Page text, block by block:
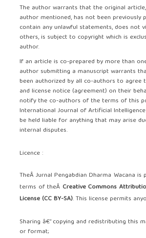
The author warrants that the original
author mentioned, has not been previously
contain any unlawful statements, does not
others, is subject to copyright which is
author.
If an article is co-prepared by more than
author submitting a manuscript warrants
been authorized by all co-authors to agree
and license notice (agreement) on their
notify the co-authors of the terms of this
International Journal of Artificial
be held liable for anything that may arise
internal disputes.
Licence :
TheÂ Jurnal Pengabdian Dharma Wacana is
terms of theÂ Creative Commons
License (CC BY-SA). This license permits
Sharing â€” copying and redistributing this
or format;